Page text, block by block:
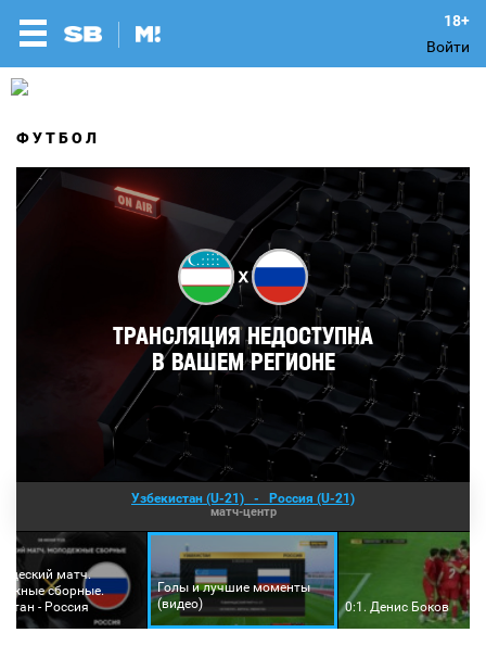
Войти
ФУТБОЛ
Узбекистан (U-21) - Россия (U-21)
матч-центр
матч.
сборные.
- Россия
Голы и лучшие моменты
(видео)
0:1. Денис Боков